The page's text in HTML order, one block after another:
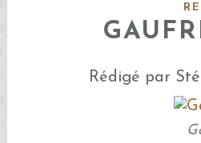
Rédigé par